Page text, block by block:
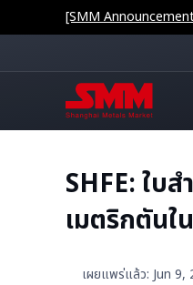
[SMM
SHFE: ใบ
เมตริกตัน
เผยแพร่แล้ว: Jun 9,